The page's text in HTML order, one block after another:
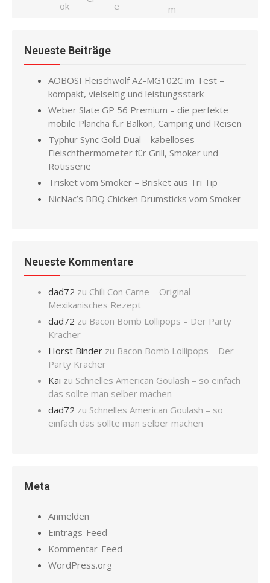
Neueste Beiträge
AOBOSI Fleischwolf AZ-MG102C im Test –
kompakt, vielseitig und leistungsstark
Weber Slate GP 56 Premium – die perfekte
mobile Plancha für Balkon, Camping und Reisen
Typhur Sync Gold Dual – kabelloses
Fleischthermometer für Grill, Smoker und
Rotisserie
Trisket vom Smoker – Brisket aus Tri Tip
NicNac’s BBQ Chicken Drumsticks vom Smoker
Neueste Kommentare
dad72 zu Chili Con Carne – Original
Mexikanisches Rezept
dad72 zu Bacon Bomb Lollipops – Der Party
Kracher
Horst Binder zu Bacon Bomb Lollipops – Der
Party Kracher
Kai zu Schnelles American Goulash – so einfach
das sollte man selber machen
dad72 zu Schnelles American Goulash – so
einfach das sollte man selber machen
Meta
Anmelden
Eintrags-Feed
Kommentar-Feed
WordPress.org